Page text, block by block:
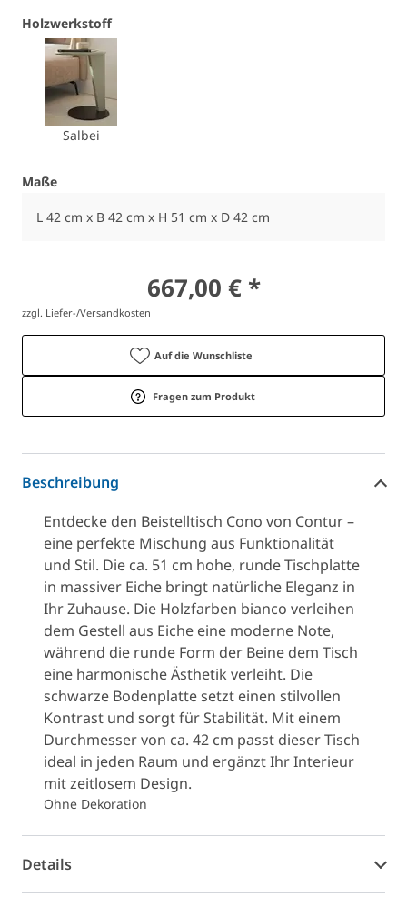
Holzwerkstoff
Salbei
Maße
L 42 cm x B 42 cm x H 51 cm x D 42 cm
667,00 € *
zzgl. Liefer-/Versandkosten
Auf die Wunschliste
Fragen zum Produkt
Beschreibung
Entdecke den Beistelltisch Cono von Contur –
eine perfekte Mischung aus Funktionalität
und Stil. Die ca. 51 cm hohe, runde Tischplatte
in massiver Eiche bringt natürliche Eleganz in
Ihr Zuhause. Die Holzfarben bianco verleihen
dem Gestell aus Eiche eine moderne Note,
während die runde Form der Beine dem Tisch
eine harmonische Ästhetik verleiht. Die
schwarze Bodenplatte setzt einen stilvollen
Kontrast und sorgt für Stabilität. Mit einem
Durchmesser von ca. 42 cm passt dieser Tisch
ideal in jeden Raum und ergänzt Ihr Interieur
mit zeitlosem Design.
Ohne Dekoration
Details